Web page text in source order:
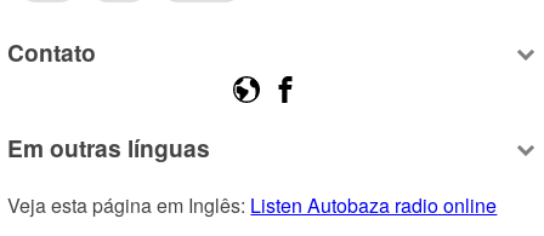
Contato
Em outras línguas
Veja esta página em Inglês: Listen Autobaza radio online